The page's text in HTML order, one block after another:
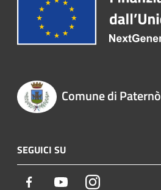
Comune di Paternò
SEGUICI SU
Facebook YoutubeInstagram